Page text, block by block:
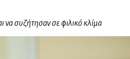
να συζήτησαν σε φιλικό κλίμα